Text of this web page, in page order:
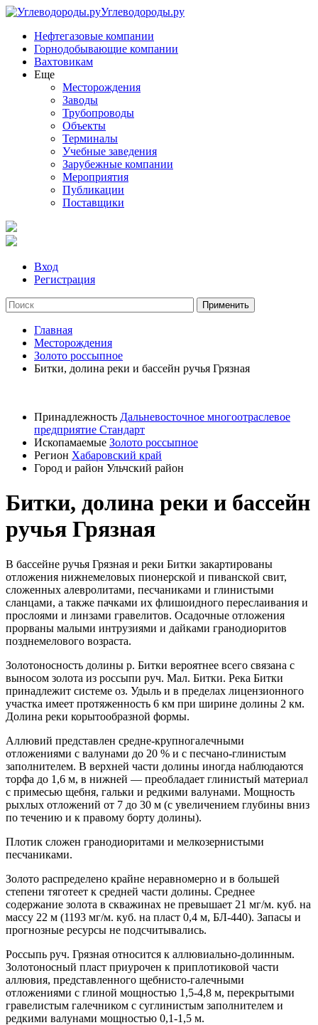
Углеводороды.ру
Нефтегазовые компании
Горнодобывающие компании
Вахтовикам
Еще
Месторождения
Заводы
Трубопроводы
Объекты
Терминалы
Учебные заведения
Зарубежные компании
Мероприятия
Публикации
Поставщики
Вход
Регистрация
Главная
Месторождения
Золото россыпное
Битки, долина реки и бассейн ручья Грязная
Принадлежность Дальневосточное многоотраслевое
предприятие Стандарт
Ископамаемые Золото россыпное
Регион Хабаровский край
Город и район Ульчский район
Битки, долина реки и бассейн
ручья Грязная
В бассейне ручья Грязная и реки Битки закартированы
отложения нижнемеловых пионерской и пиванской свит,
сложенных алевролитами, песчаниками и глинистыми
сланцами, а также пачками их флишоидного переслаивания и
прослоями и линзами гравелитов. Осадочные отложения
прорваны малыми интрузиями и дайками гранодиоритов
позднемелового возраста.
Золотоносность долины р. Битки вероятнее всего связана с
выносом золота из россыпи руч. Мал. Битки. Река Битки
принадлежит системе оз. Удыль и в пределах лицензионного
участка имеет протяженность 6 км при ширине долины 2 км.
Долина реки корытообразной формы.
Аллювий представлен средне-крупногалечными
отложениями с валунами до 20 % и с песчано-глинистым
заполнителем. В верхней части долины иногда наблюдаются
торфа до 1,6 м, в нижней — преобладает глинистый материал
с примесью щебня, гальки и редкими валунами. Мощность
рыхлых отложений от 7 до 30 м (с увеличением глубины вниз
по течению и к правому борту долины).
Плотик сложен гранодиоритами и мелкозернистыми
песчаниками.
Золото распределено крайне неравномерно и в большей
степени тяготеет к средней части долины. Среднее
содержание золота в скважинах не превышает 21 мг/м. куб. на
массу 22 м (1193 мг/м. куб. на пласт 0,4 м, БЛ-440). Запасы и
прогнозные ресурсы не подсчитывались.
Россыпь руч. Грязная относится к аллювиально-долинным.
Золотоносный пласт приурочен к приплотиковой части
аллювия, представленного щебнисто-галечными
отложениями с глиной мощностью 1,5-4,8 м, перекрытыми
гравелистым галечником с суглинистым заполнителем и
редкими валунами мощностью 0,1-1,5 м.